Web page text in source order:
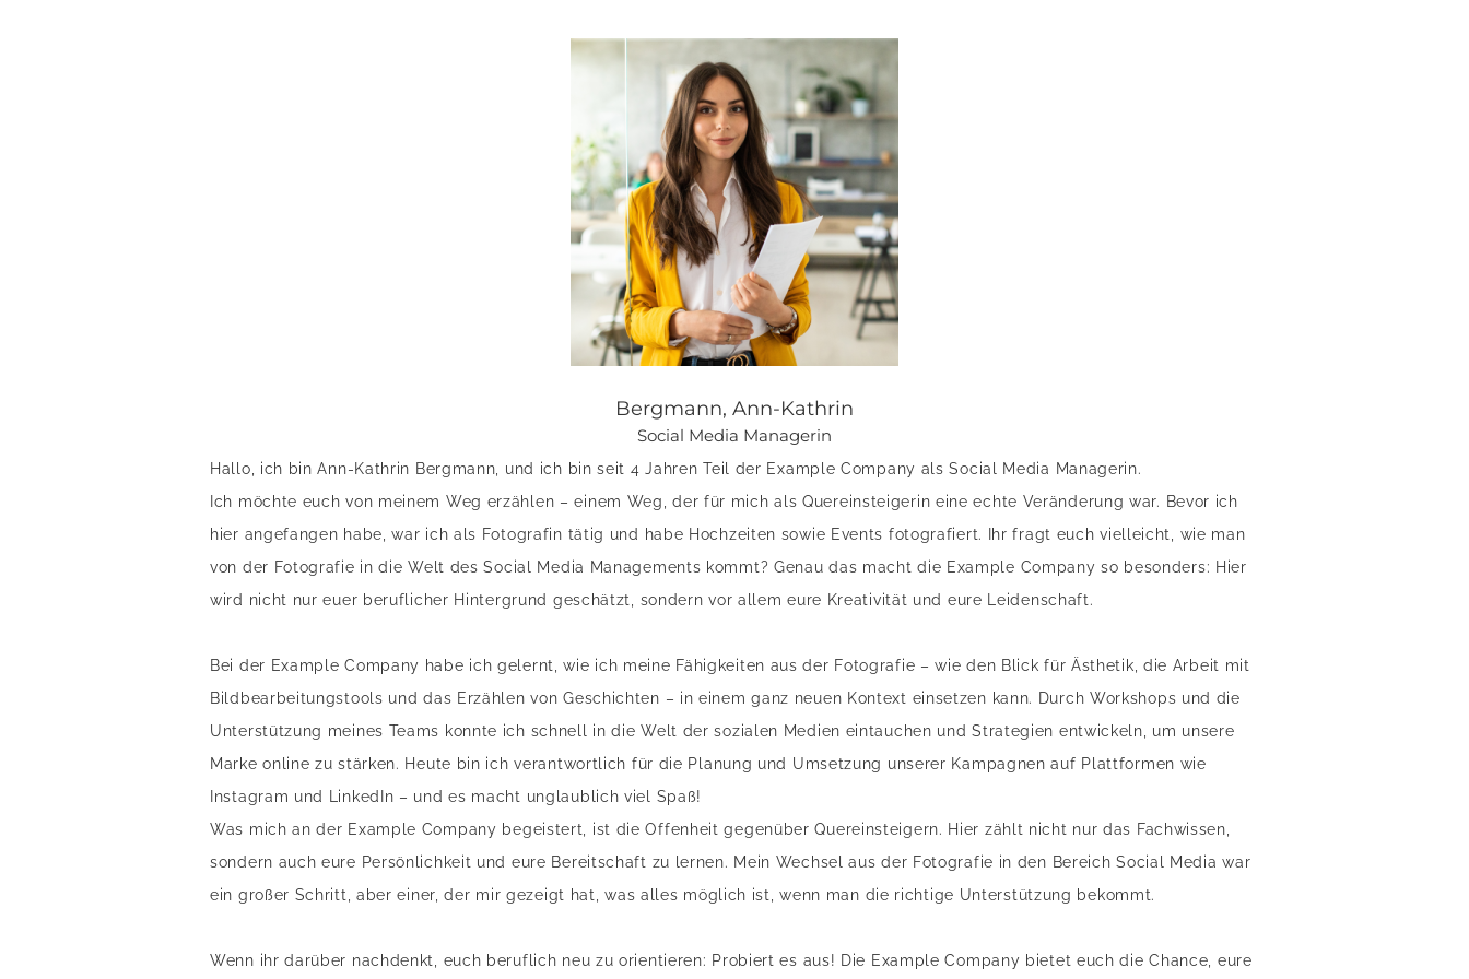
Bergmann, Ann-Kathrin
Social Media Managerin
Hallo, ich bin Ann-Kathrin Bergmann, und ich bin seit 4 Jahren Teil der Example Company als Social Media Managerin.
Ich möchte euch von meinem Weg erzählen – einem Weg, der für mich als Quereinsteigerin eine echte Veränderung war. Bevor ich
hier angefangen habe, war ich als Fotografin tätig und habe Hochzeiten sowie Events fotografiert. Ihr fragt euch vielleicht, wie man
von der Fotografie in die Welt des Social Media Managements kommt? Genau das macht die Example Company so besonders: Hier
wird nicht nur euer beruflicher Hintergrund geschätzt, sondern vor allem eure Kreativität und eure Leidenschaft.
Bei der Example Company habe ich gelernt, wie ich meine Fähigkeiten aus der Fotografie – wie den Blick für Ästhetik, die Arbeit mit
Bildbearbeitungstools und das Erzählen von Geschichten – in einem ganz neuen Kontext einsetzen kann. Durch Workshops und die
Unterstützung meines Teams konnte ich schnell in die Welt der sozialen Medien eintauchen und Strategien entwickeln, um unsere
Marke online zu stärken. Heute bin ich verantwortlich für die Planung und Umsetzung unserer Kampagnen auf Plattformen wie
Instagram und LinkedIn – und es macht unglaublich viel Spaß!
Was mich an der Example Company begeistert, ist die Offenheit gegenüber Quereinsteigern. Hier zählt nicht nur das Fachwissen,
sondern auch eure Persönlichkeit und eure Bereitschaft zu lernen. Mein Wechsel aus der Fotografie in den Bereich Social Media war
ein großer Schritt, aber einer, der mir gezeigt hat, was alles möglich ist, wenn man die richtige Unterstützung bekommt.
Wenn ihr darüber nachdenkt, euch beruflich neu zu orientieren: Probiert es aus! Die Example Company bietet euch die Chance, eure